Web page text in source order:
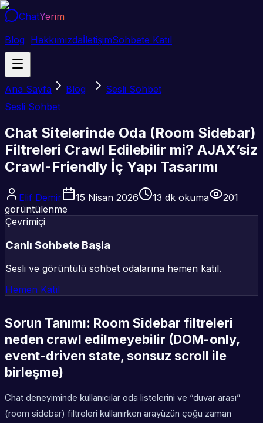
ChatYerim
Blog HakkımızdaİletişimSohbete Katıl
Ana Sayfa Blog
Sesli Sohbet
Sesli Sohbet
Chat Sitelerinde Oda (Room Sidebar)
Filtreleri Crawl Edilebilir mi? AJAX’siz
Crawl-Friendly İç Yapı Tasarımı
Elif Demir 15 Nisan 2026 13 dk okuma
201
görüntülenme
Çevrimiçi
Canlı Sohbete Başla
Sesli ve görüntülü sohbet odalarına hemen katıl.
Hemen Katıl
Sorun Tanımı: Room Sidebar filtreleri
neden crawl edilmeyebilir (DOM-only,
event-driven state, sonsuz scroll ile
birleşme)
Chat deneyiminde kullanıcılar oda listelerini ve “duvar arası”
(room sidebar) filtreleri kullanırken arayüzün çoğu zaman